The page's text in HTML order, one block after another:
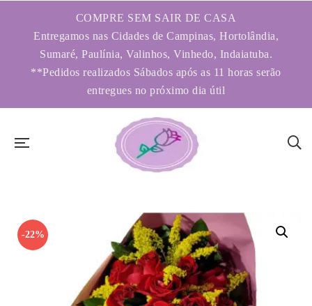
COMPRE SEM SAIR DE CASA
Entregamos nas Cidades de Campinas, Hortolândia,
Sumaré, Paulínia, Valinhos, Vinhedo, Indaiatuba.
**Pedidos realizados Sábados após as 11 horas serão
entregues no próximo dia útil
-22%